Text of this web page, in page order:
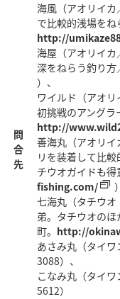
問
合
先
海風（アオリイ
で比較的浅場をね
http://
海屋（アオリイ
深をねらう釣り方
）、
ワイルド（アオ
初挑戦のアングラ
http://
善海丸（アオリ
リを装着して比
チウオガイドも得
fishing.com/
七海丸（タチウ
弟。タチウオの
町。 http://
あさみ丸（タイ
3088）、
こなみ丸（タイ
5612）